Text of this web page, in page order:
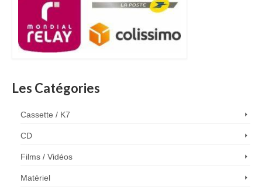
Les Catégories
Cassette / K7
CD
Films / Vidéos
Matériel